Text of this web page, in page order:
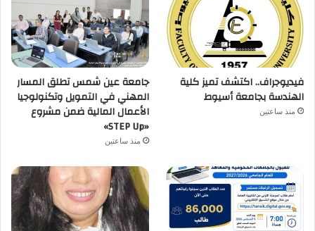
فيديوجراف.. اكتشف تميز كلية
الهندسة بجامعة أسيوط
منذ ساعتين
جامعة عين شمس تطلق المسار
المهني في التمويل وتكنولوجيا
الأعمال المالية ضمن مشروع
«STEP Up»
منذ ساعتين